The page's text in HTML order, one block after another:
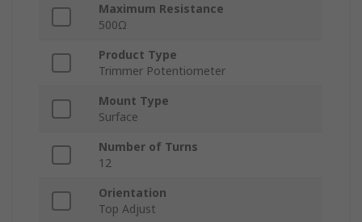
Maximum Resistance
500Ω
Product Type
Trimmer Potentiometer
Mount Type
Surface
Number of Turns
12
Orientation
Top Adjust